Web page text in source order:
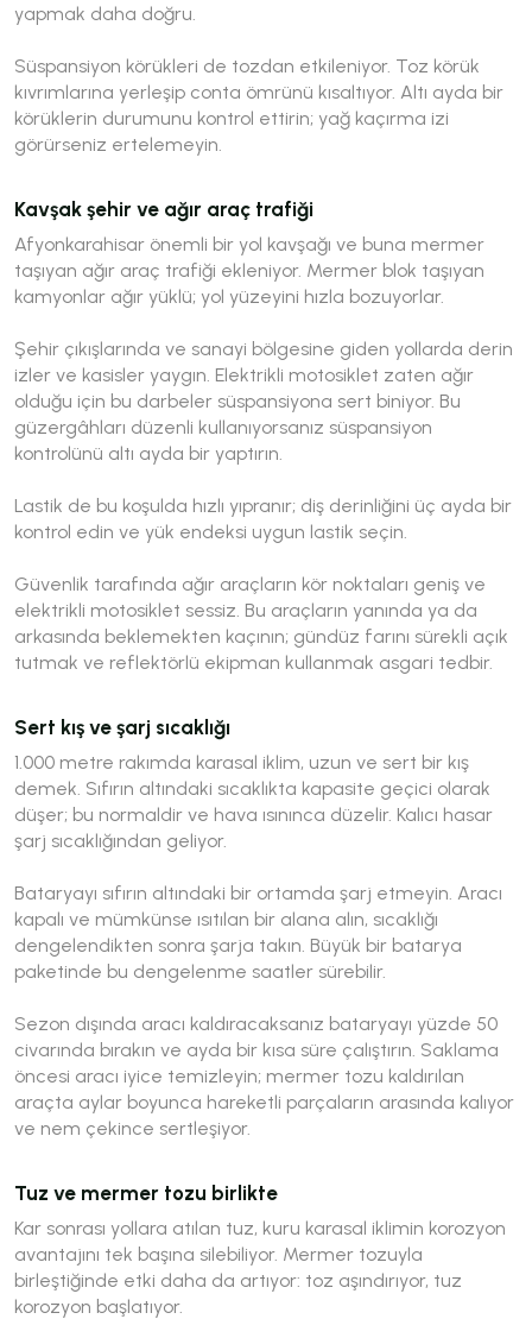
yapmak daha doğru.
Süspansiyon körükleri de tozdan etkileniyor. Toz körük
kıvrımlarına yerleşip conta ömrünü kısaltıyor. Altı ayda bir
körüklerin durumunu kontrol ettirin; yağ kaçırma izi
görürseniz ertelemeyin.
Kavşak şehir ve ağır araç trafiği
Afyonkarahisar önemli bir yol kavşağı ve buna mermer
taşıyan ağır araç trafiği ekleniyor. Mermer blok taşıyan
kamyonlar ağır yüklü; yol yüzeyini hızla bozuyorlar.
Şehir çıkışlarında ve sanayi bölgesine giden yollarda derin
izler ve kasisler yaygın. Elektrikli motosiklet zaten ağır
olduğu için bu darbeler süspansiyona sert biniyor. Bu
güzergâhları düzenli kullanıyorsanız süspansiyon
kontrolünü altı ayda bir yaptırın.
Lastik de bu koşulda hızlı yıpranır; diş derinliğini üç ayda bir
kontrol edin ve yük endeksi uygun lastik seçin.
Güvenlik tarafında ağır araçların kör noktaları geniş ve
elektrikli motosiklet sessiz. Bu araçların yanında ya da
arkasında beklemekten kaçının; gündüz farını sürekli açık
tutmak ve reflektörlü ekipman kullanmak asgari tedbir.
Sert kış ve şarj sıcaklığı
1.000 metre rakımda karasal iklim, uzun ve sert bir kış
demek. Sıfırın altındaki sıcaklıkta kapasite geçici olarak
düşer; bu normaldir ve hava ısınınca düzelir. Kalıcı hasar
şarj sıcaklığından geliyor.
Bataryayı sıfırın altındaki bir ortamda şarj etmeyin. Aracı
kapalı ve mümkünse ısıtılan bir alana alın, sıcaklığı
dengelendikten sonra şarja takın. Büyük bir batarya
paketinde bu dengelenme saatler sürebilir.
Sezon dışında aracı kaldıracaksanız bataryayı yüzde 50
civarında bırakın ve ayda bir kısa süre çalıştırın. Saklama
öncesi aracı iyice temizleyin; mermer tozu kaldırılan
araçta aylar boyunca hareketli parçaların arasında kalıyor
ve nem çekince sertleşiyor.
Tuz ve mermer tozu birlikte
Kar sonrası yollara atılan tuz, kuru karasal iklimin korozyon
avantajını tek başına silebiliyor. Mermer tozuyla
birleştiğinde etki daha da artıyor: toz aşındırıyor, tuz
korozyon başlatıyor.